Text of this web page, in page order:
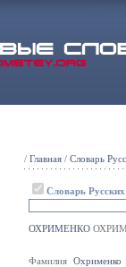
/ Главная / Словарь
Словарь
ОХРИМЕНКО
ФамилияОхрименко